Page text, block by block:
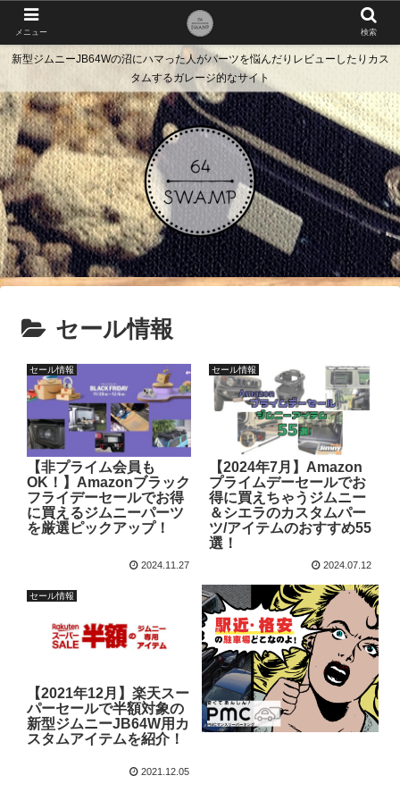
新型ジムニーJB64Wの沼にハマった人がパーツを悩んだりレビューしたりカス
タムするガレージ的なサイト
セール情報
セール情報
【非プライム会員も
OK！】Amazonブラック
フライデーセールでお得
に買えるジムニーパーツ
を厳選ピックアップ！
2024.11.27
セール情報
【2024年7月】Amazon
プライムデーセールでお
得に買えちゃうジムニー
＆シエラのカスタムパー
ツ/アイテムのおすすめ55
選！
2024.07.12
セール情報
【2021年12月】楽天スー
パーセールで半額対象の
新型ジムニーJB64W用カ
スタムアイテムを紹介！
2021.12.05
メニュー 検索